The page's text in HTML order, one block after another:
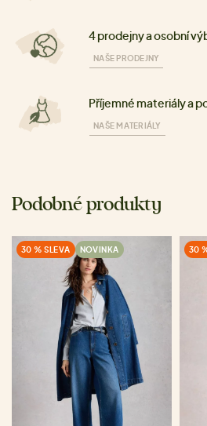
4 prodejny a osobní
NAŠE PRODEJNY
Příjemné materiály a
NAŠE MATERIÁLY
Podobné produkty
30 % SLEVA NOVINKA 30